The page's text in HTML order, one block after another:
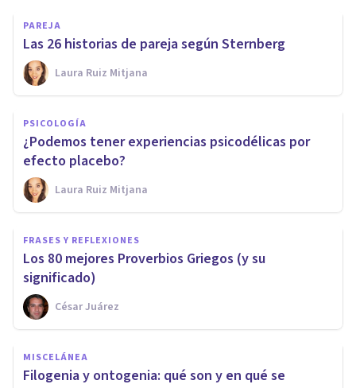
PAREJA
Las 26 historias de pareja según Sternberg
Laura Ruiz Mitjana
PSICOLOGÍA
¿Podemos tener experiencias psicodélicas por
efecto placebo?
Laura Ruiz Mitjana
FRASES Y REFLEXIONES
Los 80 mejores Proverbios Griegos (y su
significado)
César Juárez
MISCELÁNEA
Filogenia y ontogenia: qué son y en qué se